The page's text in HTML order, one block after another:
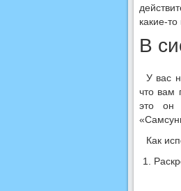
какие-
В
У вас
что вам
это он
Как